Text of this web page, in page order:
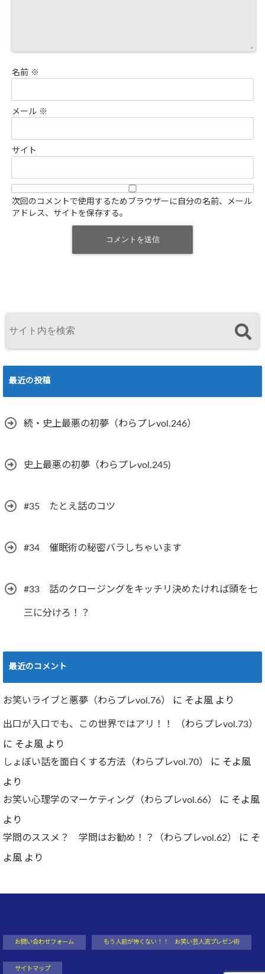
名前 ※
メール ※
サイト
次回のコメントで使用するためブラウザーに自分の名前、メール
アドレス、サイトを保存する。
最近の投稿
続・史上最悪の初夢（わらプレvol.246）
史上最悪の初夢（わらプレvol.245)
#35 たとえ話のコツ
#34 催眠術の秘密バラしちゃいます
#33 話のクロージングをキッチリ決めたければ頭を七
三に分けろ！？
最近のコメント
お笑いライブと悪夢（わらプレvol.76） に そよ風 より
出口が入口でも、この世界ではアリ！！ （わらプレvol.73）
に そよ風 より
しょぼい話を面白くする方法（わらプレvol.70）
に そよ風
より
お笑い心理学のマーケティング（わらプレvol.66）
に そよ風
より
学問のススメ？ 学問はお勧め！？（わらプレvol.62）
に そ
よ風 より
お問い合わせフォーム もう人前が怖くない！！ お笑い芸人流プレゼン術
サイトマップ